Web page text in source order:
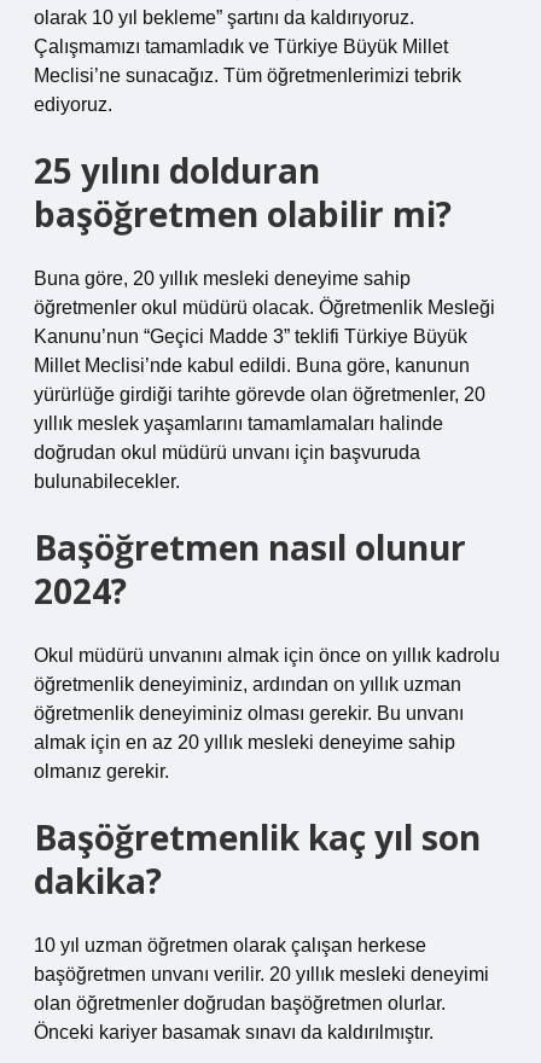
olarak 10 yıl bekleme” şartını da kaldırıyoruz.
Çalışmamızı tamamladık ve Türkiye Büyük Millet
Meclisi’ne sunacağız. Tüm öğretmenlerimizi tebrik
ediyoruz.
25 yılını dolduran
başöğretmen olabilir mi?
Buna göre, 20 yıllık mesleki deneyime sahip
öğretmenler okul müdürü olacak. Öğretmenlik Mesleği
Kanunu’nun “Geçici Madde 3” teklifi Türkiye Büyük
Millet Meclisi’nde kabul edildi. Buna göre, kanunun
yürürlüğe girdiği tarihte görevde olan öğretmenler, 20
yıllık meslek yaşamlarını tamamlamaları halinde
doğrudan okul müdürü unvanı için başvuruda
bulunabilecekler.
Başöğretmen nasıl olunur
2024?
Okul müdürü unvanını almak için önce on yıllık kadrolu
öğretmenlik deneyiminiz, ardından on yıllık uzman
öğretmenlik deneyiminiz olması gerekir. Bu unvanı
almak için en az 20 yıllık mesleki deneyime sahip
olmanız gerekir.
Başöğretmenlik kaç yıl son
dakika?
10 yıl uzman öğretmen olarak çalışan herkese
başöğretmen unvanı verilir. 20 yıllık mesleki deneyimi
olan öğretmenler doğrudan başöğretmen olurlar.
Önceki kariyer basamak sınavı da kaldırılmıştır.